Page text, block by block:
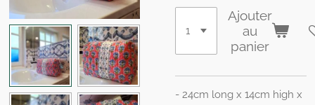
Ajouter
au
panier
- 24cm long x 14cm high x